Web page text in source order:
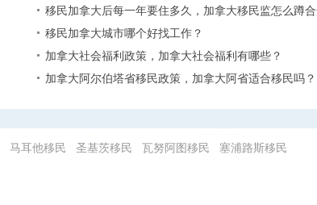
移民加拿大后每一年要住多久，加拿大移民监怎么蹲
移民加拿大城市哪个好找工作？
加拿大社会福利政策，加拿大社会福利有哪些？
加拿大阿尔伯塔省移民政策，加拿大阿省适合移民吗？
马耳他移民 圣基茨移民 瓦努阿图移民 塞浦路斯移民